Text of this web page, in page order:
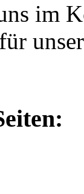
im